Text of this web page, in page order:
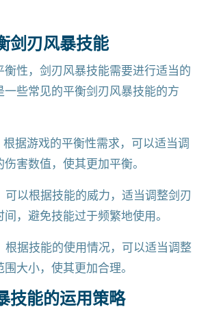
剑刃风暴技能
衡性，剑刃风暴技能需要进行适当的
一些常见的平衡剑刃风暴技能的方
根据游戏的平衡性需求，可以适当调
害数值，使其更加平衡。
可以根据技能的威力，适当调整剑刃
，避免技能过于频繁地使用。
根据技能的使用情况，可以适当调整
大小，使其更加合理。
技能的运用策略